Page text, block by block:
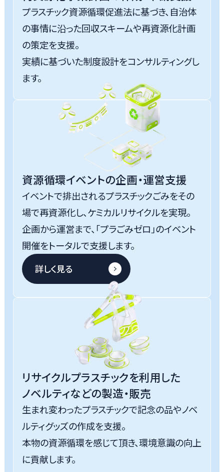
プラスチック資源循環促進法に基づき、自治体
の事情に沿った回収スキームや再資源化計画
の策定を支援。
実績に基づいた制度設計をコンサルティングし
ます。
資源循環イベントの企画・運営支援
イベントで排出されるプラスチックごみをその
場で再資源化し、ケミカルリサイクルを実現。
企画から運営まで、「プラごみゼロ」のイベント
開催をトータルで支援します。
詳しく見る
リサイクルプラスチックを利用した
ノベルティなどの製造・販売
生まれ変わったプラスチックで記念の品やノベ
ルティグッズの作成を支援。
本物の資源循環を感じて頂き、環境意識の向上
に貢献します。